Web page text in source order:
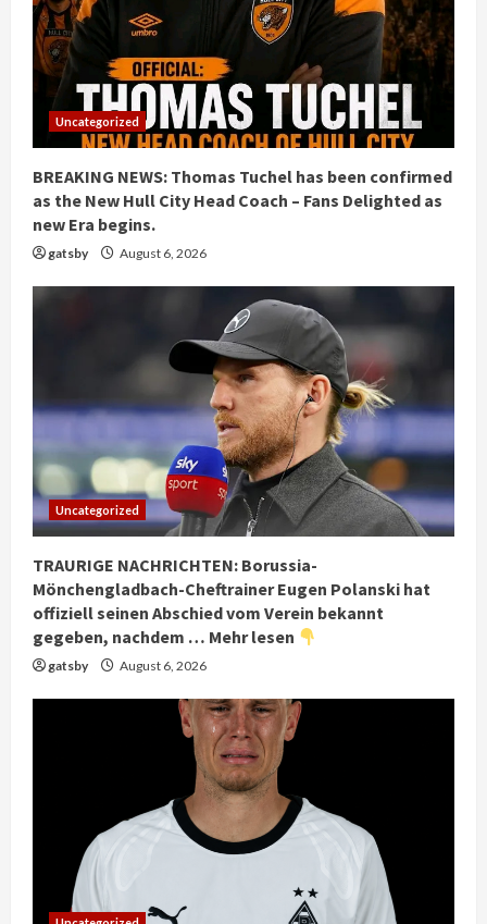
Uncategorized
BREAKING NEWS: Thomas Tuchel has been confirmed
as the New Hull City Head Coach – Fans Delighted as
new Era begins.
gatsby August 6, 2026
Uncategorized
TRAURIGE NACHRICHTEN: Borussia-
Mönchengladbach-Cheftrainer Eugen Polanski hat
offiziell seinen Abschied vom Verein bekannt
gegeben, nachdem … Mehr lesen
gatsby August 6, 2026